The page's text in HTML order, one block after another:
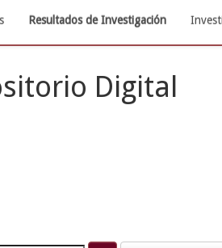
Resultados de Investigación
Digital